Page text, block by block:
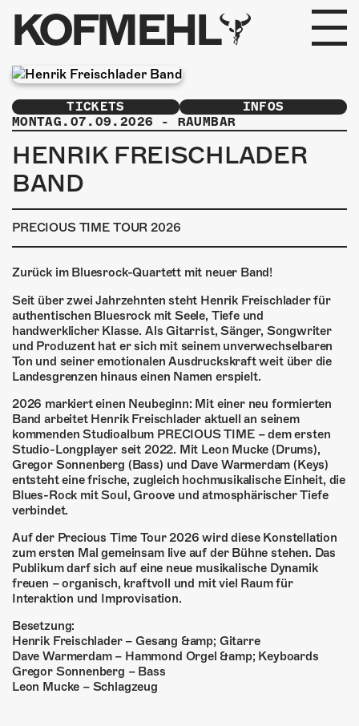
KOFMEHL
PROGRAMM
FABRIKGEFLÜSTER
GALERIE
FOTOGALERIE
INFOS
KONTAKT
ÜBER UNS
GÖNNEREI
SHOP
MITMACHEN
TICKETS
INFOS
MONTAG.07.09.2026
- RAUMBAR
HENRIK FREISCHLADER
BAND
PRECIOUS TIME TOUR 2026
Zurück im Bluesrock-Quartett mit neuer Band!
Seit über zwei Jahrzehnten steht Henrik Freischlader für
authentischen Bluesrock mit Seele, Tiefe und
handwerklicher Klasse. Als Gitarrist, Sänger, Songwriter
und Produzent hat er sich mit seinem unverwechselbaren
Ton und seiner emotionalen Ausdruckskraft weit über die
Landesgrenzen hinaus einen Namen erspielt.
2026 markiert einen Neubeginn: Mit einer neu formierten
Band arbeitet Henrik Freischlader aktuell an seinem
kommenden Studioalbum PRECIOUS TIME – dem ersten
Studio-Longplayer seit 2022. Mit Leon Mucke (Drums),
Gregor Sonnenberg (Bass) und Dave Warmerdam (Keys)
entsteht eine frische, zugleich hochmusikalische Einheit, die
Blues-Rock mit Soul, Groove und atmosphärischer Tiefe
verbindet.
Auf der Precious Time Tour 2026 wird diese Konstellation
zum ersten Mal gemeinsam live auf der Bühne stehen. Das
Publikum darf sich auf eine neue musikalische Dynamik
freuen – organisch, kraftvoll und mit viel Raum für
Interaktion und Improvisation.
Besetzung:
Henrik Freischlader – Gesang &amp; Gitarre
Dave Warmerdam – Hammond Orgel &amp; Keyboards
Gregor Sonnenberg – Bass
Leon Mucke – Schlagzeug